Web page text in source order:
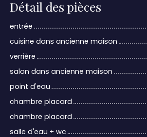
Détail des pièces
entrée
cuisine dans ancienne maison
verrière
salon dans ancienne maison
point d'eau
chambre placard
chambre placard
salle d'eau + wc